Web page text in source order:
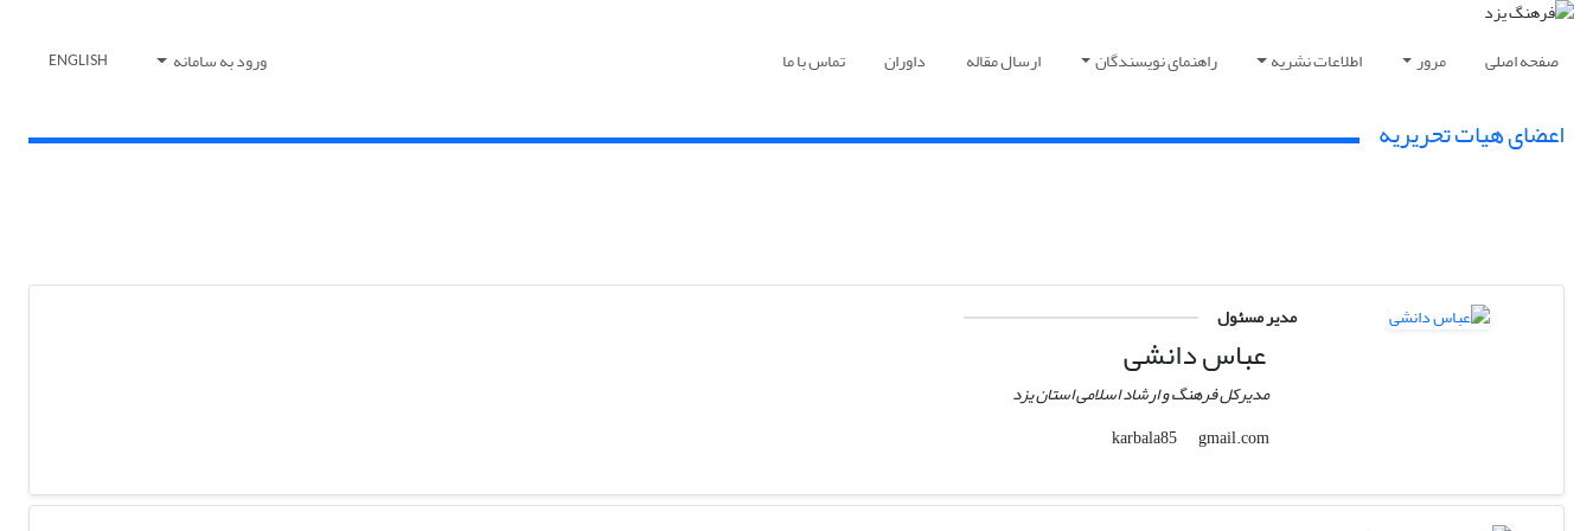
صفحه اصلی مرور اطلاعات نشریه راهنمای نویسندگان ارسال مقاله داوران تماس با ما ورود به سامانه ENGLISH
اعضای هیات تحریریه
مدیر مسئول
عباس دانشی
مدیرکل فرهنگ و ارشاد اسلامی استان یزد
karbala85
gmail.com